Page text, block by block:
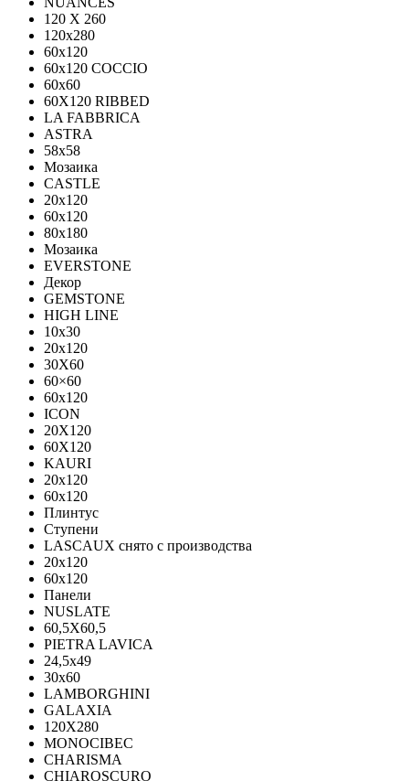
120 X 260
120x280
60x120
60x120 COCCIO
60x60
60Х120 RIBBED
LA FABBRICA
ASTRA
58x58
Мозаика
CASTLE
20x120
60x120
80х180
Мозаика
EVERSTONE
Декор
GEMSTONE
HIGH LINE
10x30
20x120
30X60
60×60
60x120
ICON
20X120
60X120
KAURI
20x120
60x120
Плинтус
Ступени
LASCAUX снято с производства
20x120
60x120
Панели
NUSLATE
60,5X60,5
PIETRA LAVICA
24,5x49
30x60
LAMBORGHINI
GALAXIA
120Х280
MONOCIBEC
CHARISMA
CHIAROSCURO